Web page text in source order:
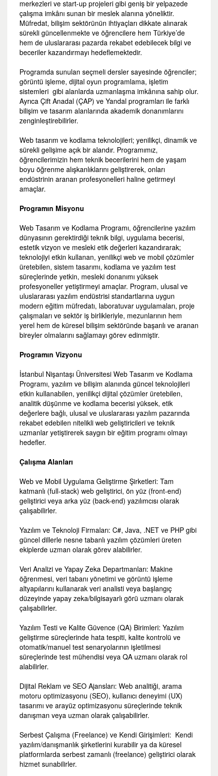
merkezleri ve start-up projeleri gibi geniş bir yelpazede
çalışma imkânı sunan bir meslek alanına yöneliktir.
Müfredat, bilişim sektörünün ihtiyaçları dikkate alınarak
sürekli güncellenmekte ve öğrencilere hem Türkiye’de
hem de uluslararası pazarda rekabet edebilecek bilgi ve
beceriler kazandırmayı hedeflemektedir.
Programda sunulan seçmeli dersler sayesinde öğrenciler;
görüntü işleme, dijital oyun programlama, işletim
sistemleri gibi alanlarda uzmanlaşma imkânına sahip olur.
Ayrıca Çift Anadal (ÇAP) ve Yandal programları ile farklı
bilişim ve tasarım alanlarında akademik donanımlarını
zenginleştirebilirler.
Web tasarım ve kodlama teknolojileri; yenilikçi, dinamik ve
sürekli gelişime açık bir alandır. Programımız,
öğrencilerimizin hem teknik becerilerini hem de yaşam
boyu öğrenme alışkanlıklarını geliştirerek, onları
endüstrinin aranan profesyonelleri haline getirmeyi
amaçlar.
Programın Misyonu
Web Tasarım ve Kodlama Programı, öğrencilerine yazılım
dünyasının gerektirdiği teknik bilgi, uygulama becerisi,
estetik vizyon ve mesleki etik değerleri kazandırarak;
teknolojiyi etkin kullanan, yenilikçi web ve mobil çözümler
üretebilen, sistem tasarımı, kodlama ve yazılım test
süreçlerinde yetkin, mesleki donanımı yüksek
profesyoneller yetiştirmeyi amaçlar. Program, ulusal ve
uluslararası yazılım endüstrisi standartlarına uygun
modern eğitim müfredatı, laboratuvar uygulamaları, proje
çalışmaları ve sektör iş birlikleriyle, mezunlarının hem
yerel hem de küresel bilişim sektöründe başarılı ve aranan
bireyler olmalarını sağlamayı görev edinmiştir.
Programın Vizyonu
İstanbul Nişantaşı Üniversitesi Web Tasarım ve Kodlama
Programı, yazılım ve bilişim alanında güncel teknolojileri
etkin kullanabilen, yenilikçi dijital çözümler üretebilen,
analitik düşünme ve kodlama becerisi yüksek, etik
değerlere bağlı, ulusal ve uluslararası yazılım pazarında
rekabet edebilen nitelikli web geliştiricileri ve teknik
uzmanlar yetiştirerek saygın bir eğitim programı olmayı
hedefler.
Çalışma Alanları
Web ve Mobil Uygulama Geliştirme Şirketleri: Tam
katmanlı (full-stack) web geliştirici, ön yüz (front-end)
geliştirici veya arka yüz (back-end) yazılımcısı olarak
çalışabilirler.
Yazılım ve Teknoloji Firmaları: C#, Java, .NET ve PHP gibi
güncel dillerle nesne tabanlı yazılım çözümleri üreten
ekiplerde uzman olarak görev alabilirler.
Veri Analizi ve Yapay Zeka Departmanları: Makine
öğrenmesi, veri tabanı yönetimi ve görüntü işleme
altyapılarını kullanarak veri analisti veya başlangıç
düzeyinde yapay zeka/bilgisayarlı görü uzmanı olarak
çalışabilirler.
Yazılım Testi ve Kalite Güvence (QA) Birimleri: Yazılım
geliştirme süreçlerinde hata tespiti, kalite kontrolü ve
otomatik/manuel test senaryolarının işletilmesi
süreçlerinde test mühendisi veya QA uzmanı olarak rol
alabilirler.
Dijital Reklam ve SEO Ajansları: Web analitiği, arama
motoru optimizasyonu (SEO), kullanıcı deneyimi (UX)
tasarımı ve arayüz optimizasyonu süreçlerinde teknik
danışman veya uzman olarak çalışabilirler.
Serbest Çalışma (Freelance) ve Kendi Girişimleri: Kendi
yazılım/danışmanlık şirketlerini kurabilir ya da küresel
platformlarda serbest zamanlı (freelance) geliştirici olarak
hizmet sunabilirler.